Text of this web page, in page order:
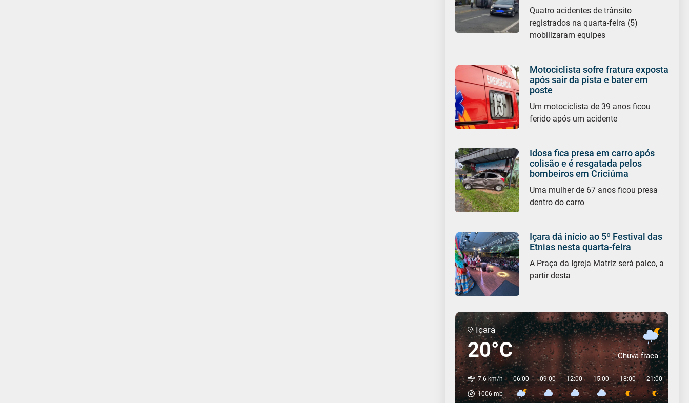
Quatro acidentes de trânsito
registrados na quarta-feira (5)
mobilizaram equipes
Motociclista sofre fratura exposta
após sair da pista e bater em
poste
Um motociclista de 39 anos ficou
ferido após um acidente
Idosa fica presa em carro após
colisão e é resgatada pelos
bombeiros em Criciúma
Uma mulher de 67 anos ficou presa
dentro do carro
Içara dá início ao 5º Festival das
Etnias nesta quarta-feira
A Praça da Igreja Matriz será palco, a
partir desta
Içara
20°C Chuva fraca
7.6 km/h
1006mb
06:00 09:00 12:00 15:00 18:00 21:00